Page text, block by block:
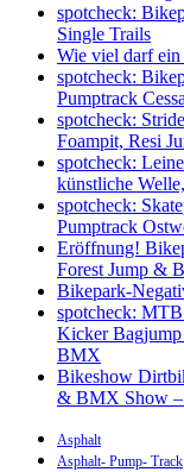
spotcheck:
Single Trails
Wie viel darf
spotcheck:
Pumptrack
spotcheck:
Foampit, Resi
spotcheck:
künstliche
spotcheck:
Pumptrack
Eröffnung!
Forest Jump &
Bikepark-
spotcheck:
Kicker
BMX
Bikeshow
& BMX Show –
Asphalt
Asphalt- Pump- Track